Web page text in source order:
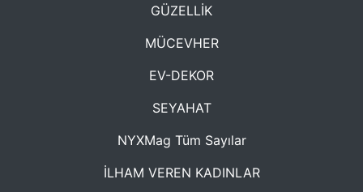
GÜZELLİK
MÜCEVHER
EV-DEKOR
SEYAHAT
NYXMag Tüm Sayılar
İLHAM VEREN KADINLAR